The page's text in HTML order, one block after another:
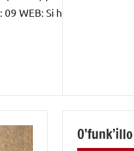
WEB: Si hay una